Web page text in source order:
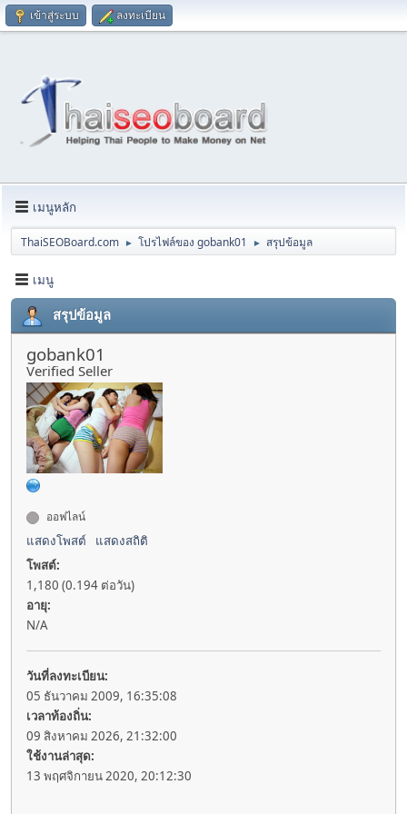
เข้าสู่ระบบ ลงทะเบียน
เมนูหลัก
ThaiSEOBoard.com ► โปรไฟล์ของ gobank01 ► สรุปข้อมูล
เมนู
สรุปข้อมูล
gobank01
Verified Seller
ออฟไลน์
แสดงโพสต์
แสดงสถิติ
โพสต์:
1,180 (0.194 ต่อวัน)
อายุ:
N/A
วันที่ลงทะเบียน:
05 ธันวาคม 2009, 16:35:08
เวลาท้องถิ่น:
09 สิงหาคม 2026, 21:32:00
ใช้งานล่าสุด:
13 พฤศจิกายน 2020, 20:12:30